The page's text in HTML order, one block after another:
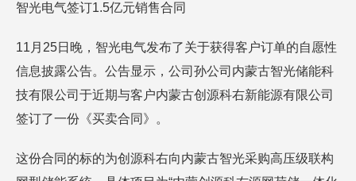
智光电气签订1.5亿元销售合同
11月25日晚，智光电气发布了关于获得客户订单的自愿性
信息披露公告。公告显示，公司孙公司内蒙古智光储能科
技有限公司于近期与客户内蒙古创源科右新能源有限公司
签订了一份《买卖合同》。
这份合同的标的为创源科右向内蒙古智光采购高压级联构